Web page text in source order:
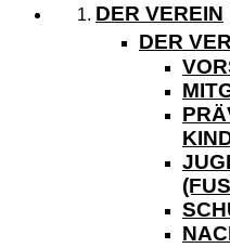
DER VEREIN
DER